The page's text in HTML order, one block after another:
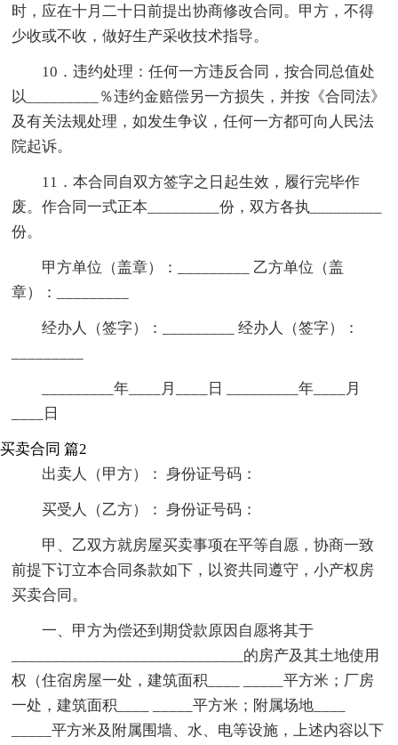
时，应在十月二十日前提出协商修改合同。甲方，不得
少收或不收，做好生产采收技术指导。
10．违约处理：任何一方违反合同，按合同总值处
以_________％违约金赔偿另一方损失，并按《合同法》
及有关法规处理，如发生争议，任何一方都可向人民法
院起诉。
11．本合同自双方签字之日起生效，履行完毕作
废。作合同一式正本_________份，双方各执_________
份。
甲方单位（盖章）：_________ 乙方单位（盖
章）：_________
经办人（签字）：_________ 经办人（签字）：
_________年____月____日 _________年____月
____日
买卖合同 篇2
出卖人（甲方）： 身份证号码：
买受人（乙方）： 身份证号码：
甲、乙双方就房屋买卖事项在平等自愿，协商一致
前提下订立本合同条款如下，以资共同遵守，小产权房
买卖合同。
一、甲方为偿还到期贷款原因自愿将其于
_____________________________的房产及其土地使用
权（住宿房屋一处，建筑面积____ _____平方米；厂房
一处，建筑面积____ _____平方米；附属场地____
_____平方米及附属围墙、水、电等设施，上述内容以下